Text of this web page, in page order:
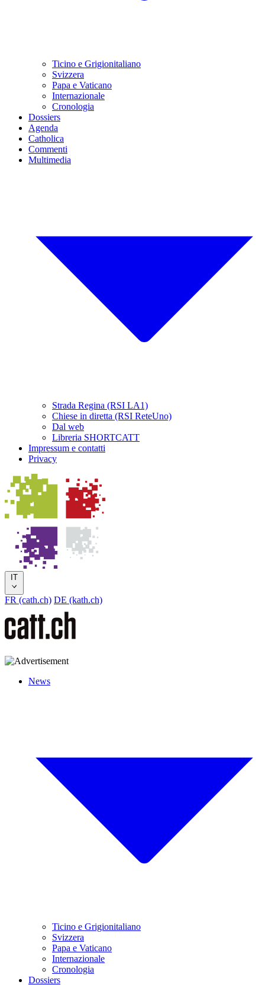
Ticino e Grigionitaliano
Svizzera
Papa e Vaticano
Internazionale
Cronologia
Dossiers
Agenda
Catholica
Commenti
Multimedia
Strada Regina (RSI LA1)
Chiese in diretta (RSI ReteUno)
Dal web
Libreria SHORTCATT
Impressum e contatti
Privacy
IT
FR (cath.ch) DE (kath.ch)
News
Ticino e Grigionitaliano
Svizzera
Papa e Vaticano
Internazionale
Cronologia
Dossiers